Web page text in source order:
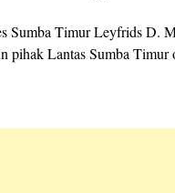
Sumba Timur Leyfrids D.
pihak Lantas Sumba